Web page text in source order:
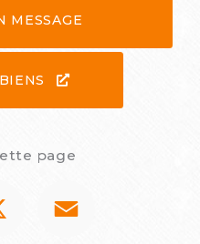
MESSAGE
page